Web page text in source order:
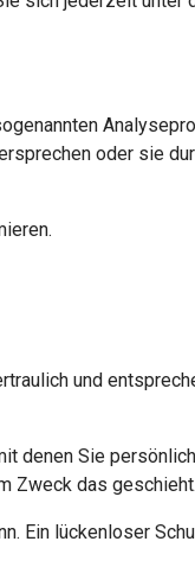
oder sie
und
denen Sie
Zweck das geschieht.
Ein lückenloser